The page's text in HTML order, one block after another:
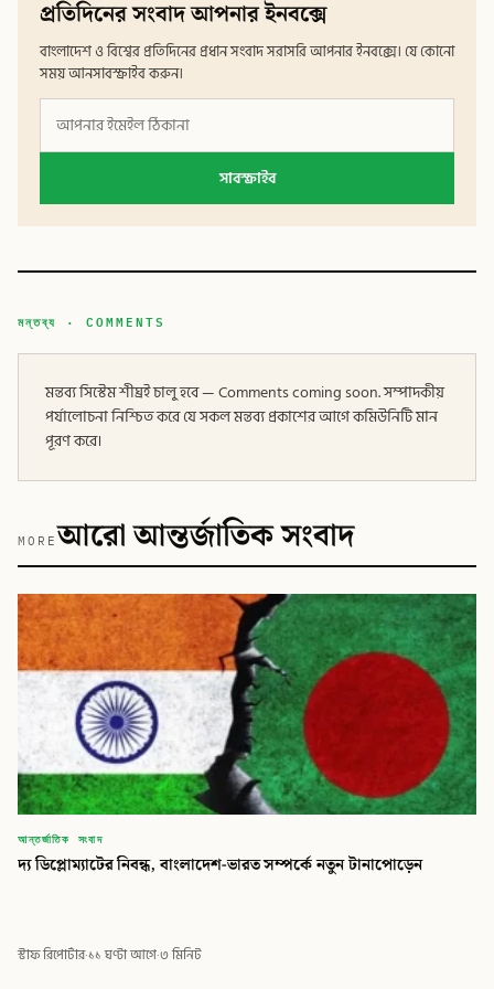
প্রতিদিনের সংবাদ আপনার ইনবক্সে
বাংলাদেশ ও বিশ্বের প্রতিদিনের প্রধান সংবাদ সরাসরি আপনার ইনবক্সে। যে কোনো
সময় আনসাবস্ক্রাইব করুন।
সাবস্ক্রাইব
মন্তব্য · COMMENTS
মন্তব্য সিস্টেম শীঘ্রই চালু হবে — Comments coming soon. সম্পাদকীয়
পর্যালোচনা নিশ্চিত করে যে সকল মন্তব্য প্রকাশের আগে কমিউনিটি মান
পূরণ করে।
MOREআরো আন্তর্জাতিক সংবাদ
আন্তর্জাতিক সংবাদ
দ্য ডিপ্লোম্যাটের নিবন্ধ, বাংলাদেশ-ভারত সম্পর্কে নতুন টানাপোড়েন
স্টাফ রিপোর্টার·১১ ঘণ্টা আগে·৩ মিনিট